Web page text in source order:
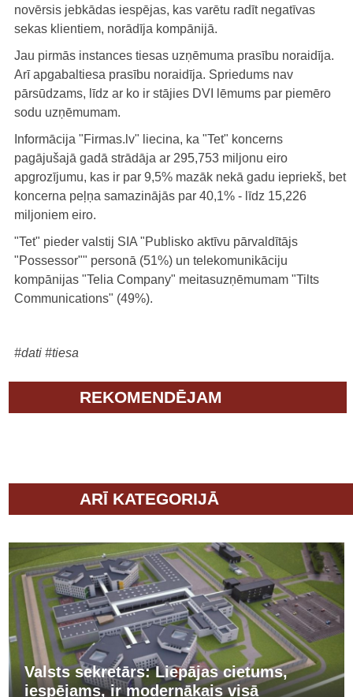
novērsis jebkādas iespējas, kas varētu radīt negatīvas
sekas klientiem, norādīja kompānijā.
Jau pirmās instances tiesas uzņēmuma prasību noraidīja.
Arī apgabaltiesa prasību noraidīja. Spriedums nav
pārsūdzams, līdz ar ko ir stājies DVI lēmums par piemēro
sodu uzņēmumam.
Informācija "Firmas.lv" liecina, ka "Tet" koncerns
pagājušajā gadā strādāja ar 295,753 miljonu eiro
apgrozījumu, kas ir par 9,5% mazāk nekā gadu iepriekš, bet
koncerna peļņa samazinājās par 40,1% - līdz 15,226
miljoniem eiro.
"Tet" pieder valstij SIA "Publisko aktīvu pārvaldītājs
"Possessor"" personā (51%) un telekomunikāciju
kompānijas "Telia Company" meitasuzņēmumam "Tilts
Communications" (49%).
#dati #tiesa
REKOMENDĒJAM
ARĪ KATEGORIJĀ
Valsts sekretārs: Liepājas cietums,
iespējams, ir modernākais visā